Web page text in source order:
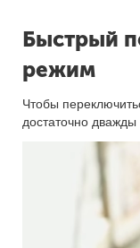
Быстрый
режим
Чтобы
достаточно